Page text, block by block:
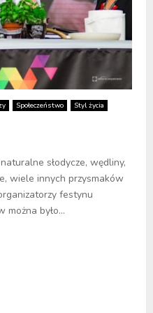
Społeczeństwo
Styl życia
słodycze, wędliny,
wiele innych przysmaków
festynu
można było...